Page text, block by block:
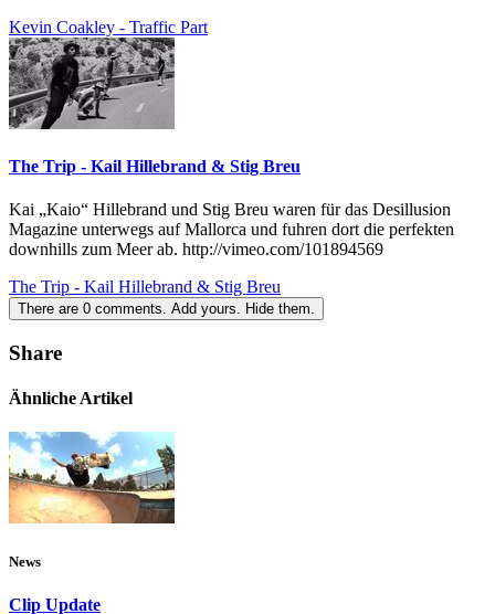
Kevin Coakley - Traffic Part
The Trip - Kail Hillebrand & Stig Breu
Kai „Kaio“ Hillebrand und Stig Breu waren für das Desillusion
Magazine unterwegs auf Mallorca und fuhren dort die perfekten
downhills zum Meer ab. http://vimeo.com/101894569
The Trip - Kail Hillebrand & Stig Breu
There are 0 comments. Add yours. Hide them.
Share
Ähnliche Artikel
News
Clip Update